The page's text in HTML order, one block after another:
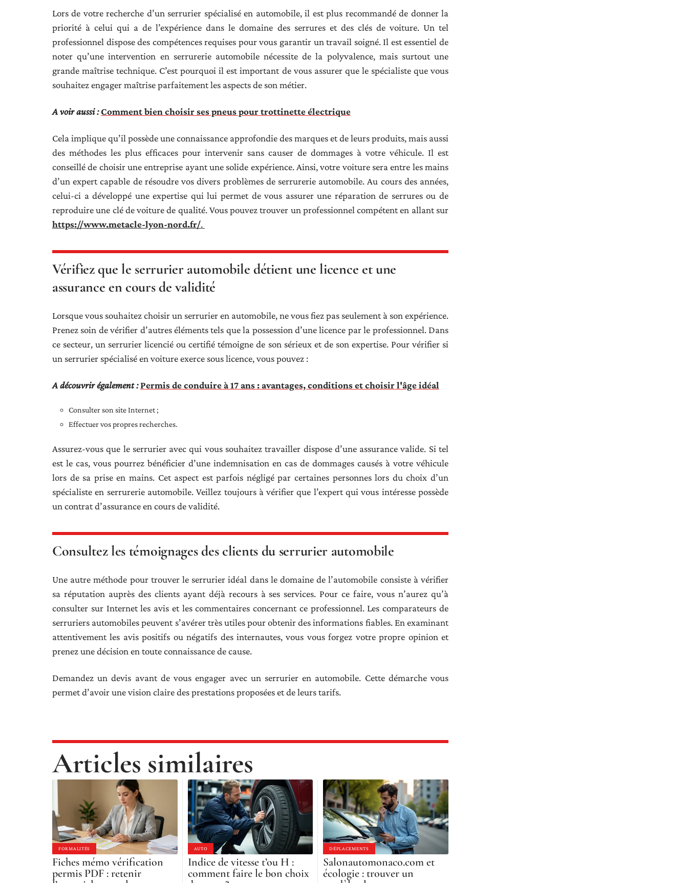
Lors de votre recherche d’un serrurier spécialisé en automobile, il est plus recommandé de donner la
priorité à celui qui a de l’expérience dans le domaine des serrures et des clés de voiture. Un tel
professionnel dispose des compétences requises pour vous garantir un travail soigné. Il est essentiel de
noter qu’une intervention en serrurerie automobile nécessite de la polyvalence, mais surtout une
grande maîtrise technique. C’est pourquoi il est important de vous assurer que le spécialiste que vous
souhaitez engager maîtrise parfaitement les aspects de son métier.
A voir aussi :Comment bien choisir ses pneus pour trottinette électrique
Cela implique qu’il possède une connaissance approfondie des marques et de leurs produits, mais aussi
des méthodes les plus efficaces pour intervenir sans causer de dommages à votre véhicule. Il est
conseillé de choisir une entreprise ayant une solide expérience. Ainsi, votre voiture sera entre les mains
d’un expert capable de résoudre vos divers problèmes de serrurerie automobile. Au cours des années,
celui-ci a développé une expertise qui lui permet de vous assurer une réparation de serrures ou de
reproduire une clé de voiture de qualité. Vous pouvez trouver un professionnel compétent en allant sur
https://www.metacle-lyon-nord.fr/.
Vérifiez que le serrurier automobile détient une licence et une
assurance en cours de validité
Lorsque vous souhaitez choisir un serrurier en automobile, ne vous fiez pas seulement à son expérience.
Prenez soin de vérifier d’autres éléments tels que la possession d’une licence par le professionnel. Dans
ce secteur, un serrurier licencié ou certifié témoigne de son sérieux et de son expertise. Pour vérifier si
un serrurier spécialisé en voiture exerce sous licence, vous pouvez :
A découvrir également :Permis de conduire à 17 ans : avantages, conditions et choisir l'âge idéal
Consulter son site Internet ;
Effectuer vos propres recherches.
Assurez-vous que le serrurier avec qui vous souhaitez travailler dispose d’une assurance valide. Si tel
est le cas, vous pourrez bénéficier d’une indemnisation en cas de dommages causés à votre véhicule
lors de sa prise en mains. Cet aspect est parfois négligé par certaines personnes lors du choix d’un
spécialiste en serrurerie automobile. Veillez toujours à vérifier que l’expert qui vous intéresse possède
un contrat d’assurance en cours de validité.
Consultez les témoignages des clients du serrurier automobile
Une autre méthode pour trouver le serrurier idéal dans le domaine de l’automobile consiste à vérifier
sa réputation auprès des clients ayant déjà recours à ses services. Pour ce faire, vous n’aurez qu’à
consulter sur Internet les avis et les commentaires concernant ce professionnel. Les comparateurs de
serruriers automobiles peuvent s’avérer très utiles pour obtenir des informations fiables. En examinant
attentivement les avis positifs ou négatifs des internautes, vous vous forgez votre propre opinion et
prenez une décision en toute connaissance de cause.
Demandez un devis avant de vous engager avec un serrurier en automobile. Cette démarche vous
permet d’avoir une vision claire des prestations proposées et de leurs tarifs.
Articles similaires
FORMALITÉS
Fiches mémo vérification
permis PDF : retenir
AUTO
Indice de vitesse t’ou H :
comment faire le bon choix
DÉPLACEMENTS
Salonautomonaco.com et
écologie : trouver un